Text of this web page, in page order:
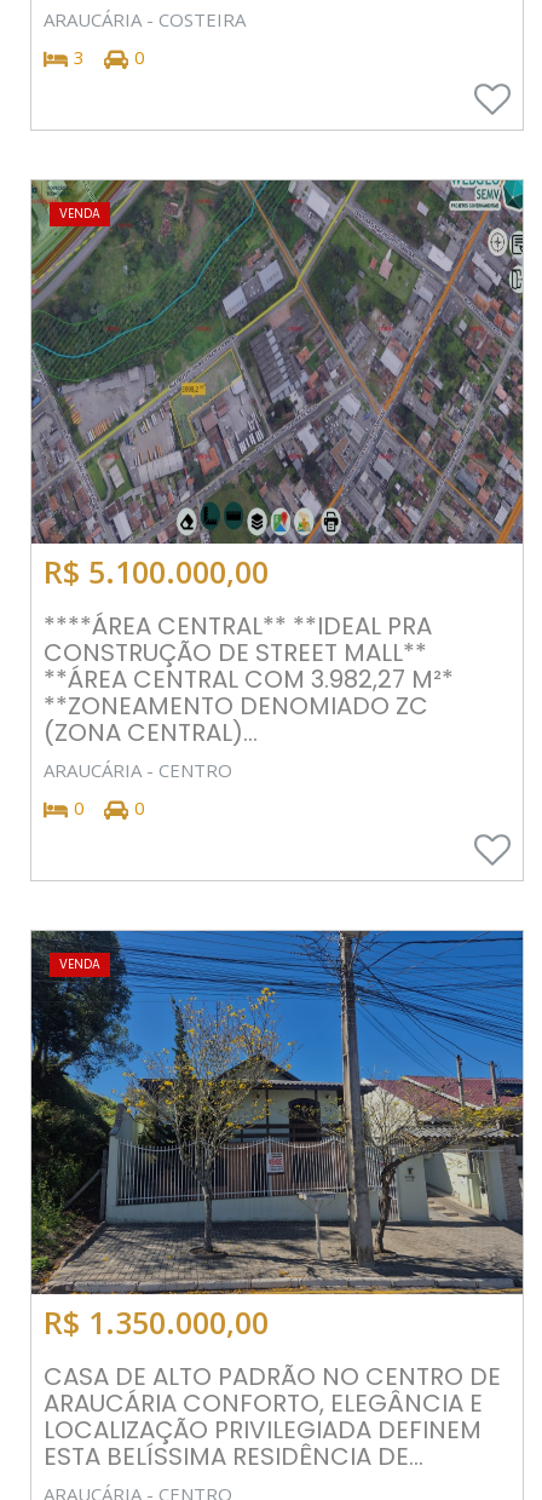
ARAUCÁRIA - COSTEIRA
3
0
VENDA
R$ 5.100.000,00
****ÁREA CENTRAL** **IDEAL PRA
CONSTRUÇÃO DE STREET MALL**
**ÁREA CENTRAL COM 3.982,27 M²*
**ZONEAMENTO DENOMIADO ZC
(ZONA CENTRAL)...
ARAUCÁRIA - CENTRO
0
0
VENDA
R$ 1.350.000,00
CASA DE ALTO PADRÃO NO CENTRO DE
ARAUCÁRIA CONFORTO, ELEGÂNCIA E
LOCALIZAÇÃO PRIVILEGIADA DEFINEM
ESTA BELÍSSIMA RESIDÊNCIA DE...
ARAUCÁRIA - CENTRO